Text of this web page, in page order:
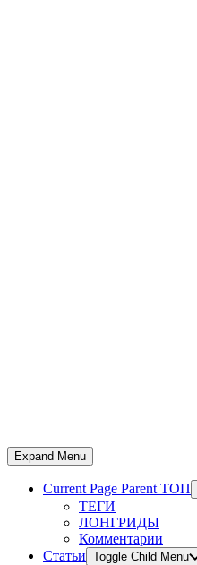
Expand Menu
Current Page Parent ТОП
ТЕГИ
ЛОНГРИДЫ
Комментарии
Статьи Toggle Child Menu